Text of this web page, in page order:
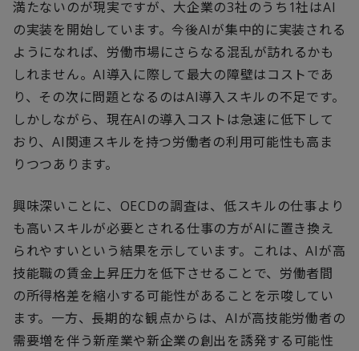
満たないのが現実ですが、大企業の3社のうち1社はAI
の実装を開始しています。今後AIが集中的に実装される
ようになれば、労働市場にさらなる混乱が訪れるかも
しれません。AI導入に際して最大の障壁はコストであ
り、その次に問題となるのはAI導入スキルの不足です。
しかしながら、現在AIの導入コストは急速に低下して
おり、AI関連スキルを持つ労働者の利用可能性も高ま
りつつあります。
興味深いことに、OECDの調査は、低スキルの仕事より
も高いスキルが必要とされる仕事の方がAIに置き換え
られやすいという結果を示しています。これは、AIが高
技能職の賃金上昇圧力を低下させることで、労働者間
の所得格差を縮小する可能性があることを示唆してい
ます。一方、長期的な観点からは、AIが高技能労働者の
需要増を伴う新産業や新企業の創出を誘発する可能性